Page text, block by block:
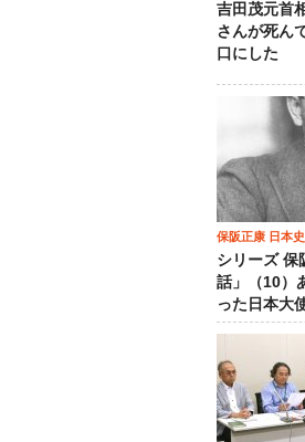
吉田茂元首
さんが死ん
口にした
保阪正康 日本
シリーズ 保
話」（10）
った日本大